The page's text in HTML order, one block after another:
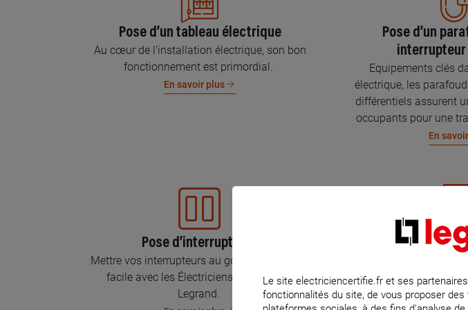
Pose d’un tableau électrique
Au cœur de l’installation électrique, son bon
fonctionnement est primordial.
En savoir plus
Pose d’un
Equipements clés
électrique, les
différentiels assurent
occupants pour une
En
Pose d’interrupteurs
Mettre vos interrupteurs au goût du jour, c’est
facile avec les Électriciens Certifiés par
Legrand.
Mise aux
Parce que l’électricité
protection de votre
Le site electriciencertifie.fr et ses
fonctionnalités du site, de vous proposer